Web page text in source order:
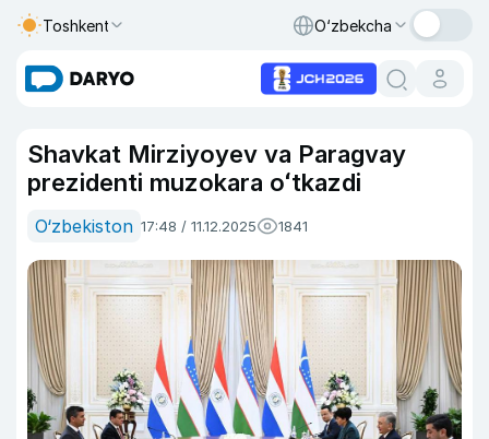
Toshkent O‘zbekcha
Shavkat Mirziyoyev va Paragvay
prezidenti muzokara oʻtkazdi
O‘zbekiston 17:48 / 11.12.2025 1841